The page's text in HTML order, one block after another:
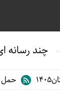
چند رسانه
حمل